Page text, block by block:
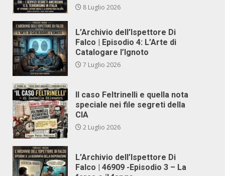
8 Luglio 2026
L’Archivio dell’Ispettore Di
Falco | Episodio 4: L’Arte di
Catalogare l’Ignoto
7 Luglio 2026
Il caso Feltrinelli e quella nota
speciale nei file segreti della
CIA
2 Luglio 2026
L’Archivio dell’Ispettore Di
Falco | 46909 -Episodio 3 – La